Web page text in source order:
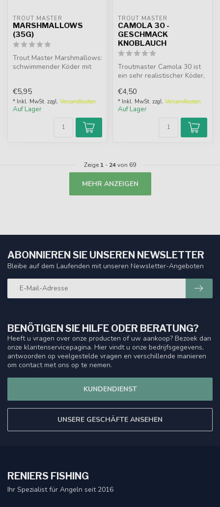
TROUT MASTER
MARSHMALLOWS
(35G)
Trout Master Marshmallows:
schwimmender Köder mit
€5,95
* Inkl. MwSt. zzgl. Versandkosten
Auf Lager
TROUT MASTER
CAMOLA 30 -
GESCHMACK
KNOBLAUCH
Troutmaster Camola 30 ist
ein sehr realistischer Köder,
€4,50
* Inkl. MwSt. zzgl. Versandkosten
Auf Lager
Zeige 1 - 24von 69
MEHR ANZEIGEN
BENÖTIGEN SIE HILFE ODER BERATUNG?
Heeft u vragen over onze producten of uw aankoop? Bezoek dan
onze klantenservicepagina. Hier vindt u onze bedrijfsgegevens,
antwoorden op veelgestelde vragen en verschillende manieren
om contact met ons op te nemen.
KUNDENDIENST
UNSERE GESCHÄFTE ANSEHEN
ABONNIEREN SIE UNSEREN NEWSLETTER
Bleibe auf dem Laufenden mit unseren Newsletter-Angeboten
RENIERS FISHING
Ihr Spezialist für Angeln seit 2016